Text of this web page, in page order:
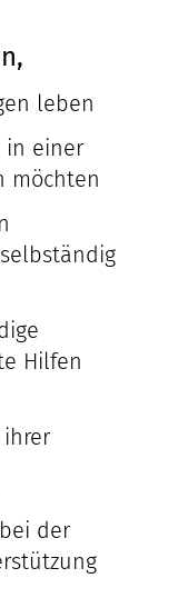
leben
in einer
möchten
Hilfen
der